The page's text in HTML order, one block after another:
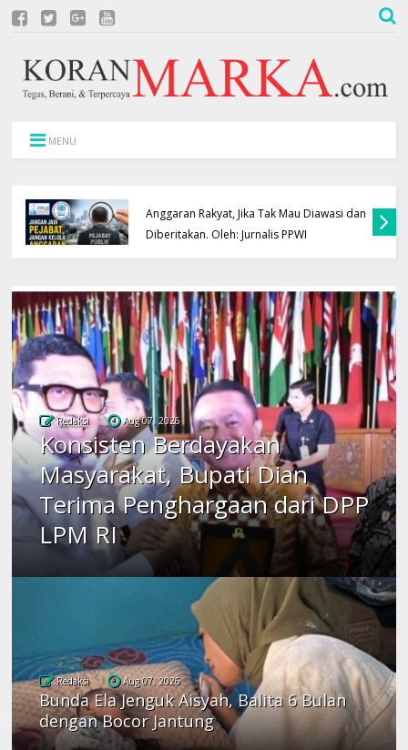
MENU
Anggaran Rakyat, Jika Tak Mau Diawasi dan
Diberitakan. Oleh: Jurnalis PPWI
Redaksi Aug 07, 2026
Konsisten Berdayakan
Masyarakat, Bupati Dian
Terima Penghargaan dari DPP
LPM RI
Redaksi Aug 07, 2026
Bunda Ela Jenguk Aisyah, Balita 6 Bulan
dengan Bocor Jantung